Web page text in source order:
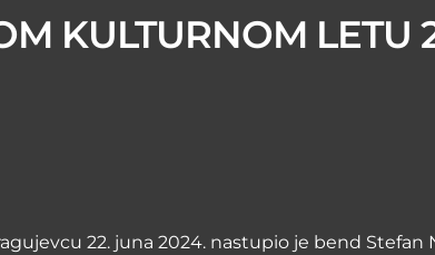
KULTURNOM LETU
22. juna 2024. nastupio je bend Stefan